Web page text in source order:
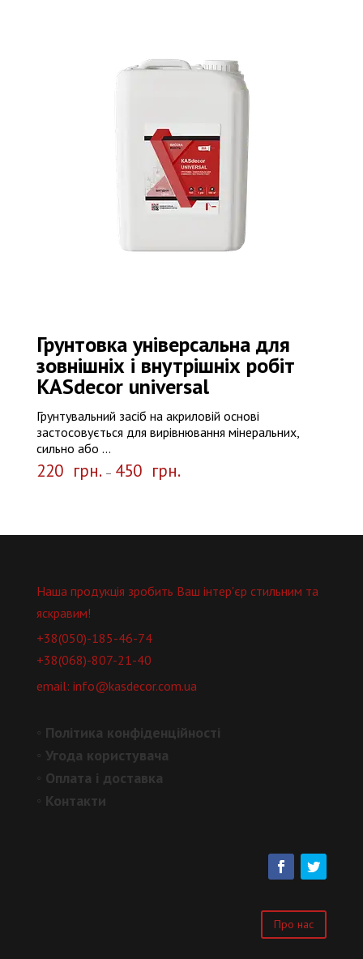
Грунтовка універсальна для
зовнішніх і внутрішніх робіт
КASdecor universal
Грунтувальний засіб на акриловій основі
застосовується для вирівнювання мінеральних,
сильно або ...
220 грн.– 450 грн.
Наша продукція зробить Ваш інтер'єр стильним та
яскравим!
+38(050)-185-46-74
+38(068)-807-21-40
email: info@kasdecor.com.ua
◦ Політика конфіденційності
◦ Угода користувача
◦ Оплата і доставка
◦ Контакти
Про нас